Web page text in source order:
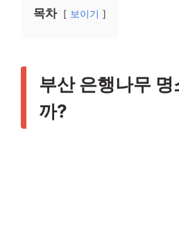
목차 보이기
부산 은행나무
까?